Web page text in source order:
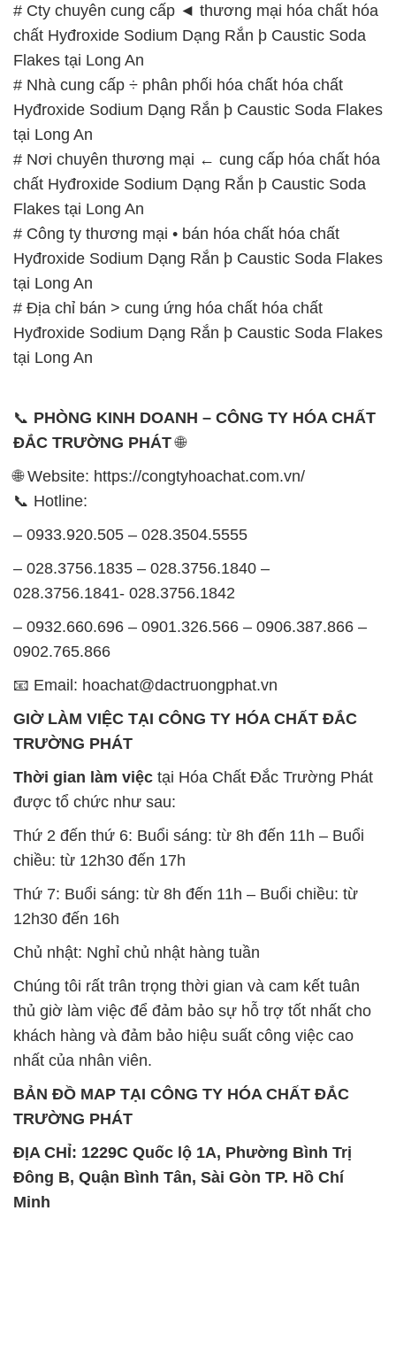
# Cty chuyên cung cấp ◄ thương mại hóa chất hóa
chất Hyđroxide Sodium Dạng Rắn þ Caustic Soda
Flakes tại Long An
# Nhà cung cấp ÷ phân phối hóa chất hóa chất
Hyđroxide Sodium Dạng Rắn þ Caustic Soda Flakes
tại Long An
# Nơi chuyên thương mại ← cung cấp hóa chất hóa
chất Hyđroxide Sodium Dạng Rắn þ Caustic Soda
Flakes tại Long An
# Công ty thương mại • bán hóa chất hóa chất
Hyđroxide Sodium Dạng Rắn þ Caustic Soda Flakes
tại Long An
# Địa chỉ bán > cung ứng hóa chất hóa chất
Hyđroxide Sodium Dạng Rắn þ Caustic Soda Flakes
tại Long An
📞 PHÒNG KINH DOANH – CÔNG TY HÓA CHẤT
ĐẮC TRƯỜNG PHÁT🌐
🌐 Website: https://congtyhoachat.com.vn/
📞 Hotline:
– 0933.920.505 – 028.3504.5555
– 028.3756.1835 – 028.3756.1840 –
028.3756.1841- 028.3756.1842
– 0932.660.696 – 0901.326.566 – 0906.387.866 –
0902.765.866
📧 Email: hoachat@dactruongphat.vn
GIỜ LÀM VIỆC TẠI CÔNG TY HÓA CHẤT ĐẮC
TRƯỜNG PHÁT
Thời gian làm việc tại Hóa Chất Đắc Trường Phát
được tổ chức như sau:
Thứ 2 đến thứ 6: Buổi sáng: từ 8h đến 11h – Buổi
chiều: từ 12h30 đến 17h
Thứ 7: Buổi sáng: từ 8h đến 11h – Buổi chiều: từ
12h30 đến 16h
Chủ nhật: Nghỉ chủ nhật hàng tuần
Chúng tôi rất trân trọng thời gian và cam kết tuân
thủ giờ làm việc để đảm bảo sự hỗ trợ tốt nhất cho
khách hàng và đảm bảo hiệu suất công việc cao
nhất của nhân viên.
BẢN ĐỒ MAP TẠI CÔNG TY HÓA CHẤT ĐẮC
TRƯỜNG PHÁT
ĐỊA CHỈ: 1229C Quốc lộ 1A, Phường Bình Trị
Đông B, Quận Bình Tân, Sài Gòn TP. Hồ Chí
Minh